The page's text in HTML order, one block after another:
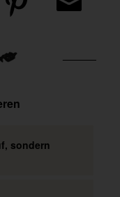
sondern